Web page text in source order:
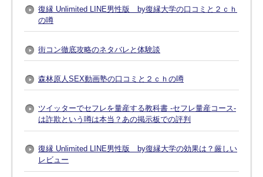
復縁 Unlimited LINE男性版 by復縁大学の口コミと２ｃｈ
の噂
街コン徹底攻略のネタバレと体験談
森林原人SEX動画塾の口コミと２ｃｈの噂
ツイッターでセフレを量産する教科書 -セフレ量産コース-
は詐欺という噂は本当？あの掲示板での評判
復縁 Unlimited LINE男性版 by復縁大学の効果は？厳しい
レビュー